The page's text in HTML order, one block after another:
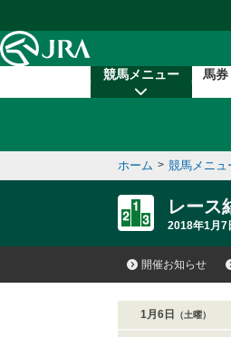
競馬メニュー 馬
ホーム > 競馬メニュ
レース
2018年1月7
開催お知らせ
1月6日 （土曜）